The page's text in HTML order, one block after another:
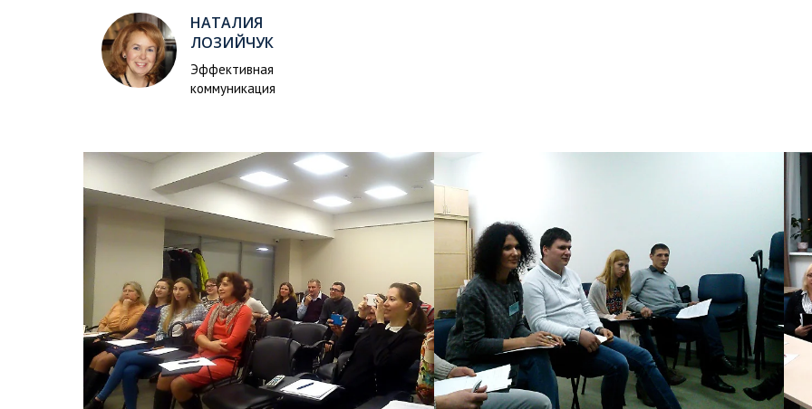
НАТАЛИЯ
ЛОЗИЙЧУК
Эффективная
коммуникация